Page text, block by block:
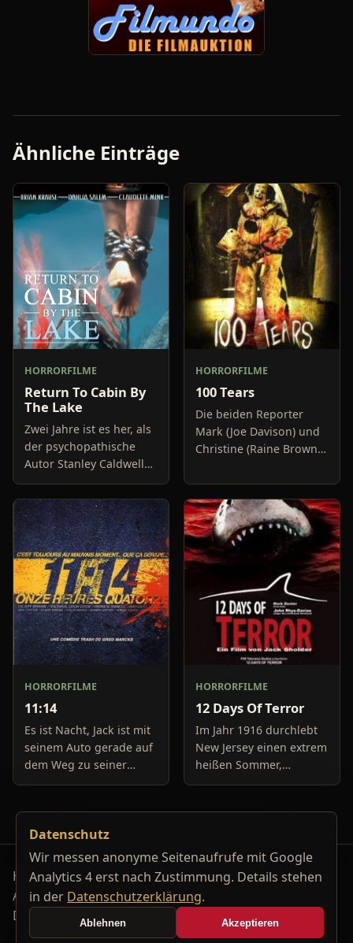
Ähnliche Einträge
HORRORFILME
Return To Cabin By
The Lake
Zwei Jahre ist es her, als
der psychopathische
Autor Stanley Caldwell
junge Frauen getötet
und sie im Anschluss in
seinem
Unterwassergarten
aufbewahrt hat. Cal
HORRORFILME
100 Tears
Die beiden Reporter
Mark (Joe Davison) und
Christine (Raine Brown)
auf belanglose
Boulevard-Meldungen
und befassen sich
neuerdings mit Se
HORRORFILME
11:14
Es ist Nacht, Jack ist mit
seinem Auto gerade auf
dem Weg zu seiner
Freundin, um diese
Auto springt auf 11:14h,
genau in dem Moment
fäll
HORRORFILME
12 Days Of Terror
Im Jahr 1916 durchlebt
New Jersey einen extrem
heißen Sommer,
während in Europa der
Bewohner eines kleinen
unter der
Horrorfilm-Reviews, Serienkiller-Profile und Genre-
Archiv.
Datenschutzerklärung
Kontakt
Cookie-Einstellungen
Datenschutz
Wir messen anonyme Seitenaufrufe mit Google
Analytics 4 erst nach Zustimmung. Details stehen
in der Datenschutzerklärung.
Ablehnen Akzeptieren